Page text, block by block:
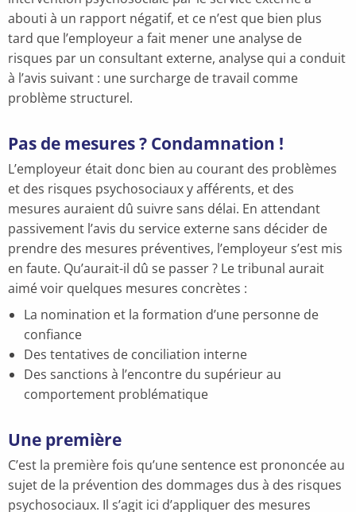
abouti à un rapport négatif, et ce n’est que bien plus
tard que l’employeur a fait mener une analyse de
risques par un consultant externe, analyse qui a conduit
à l’avis suivant : une surcharge de travail comme
problème structurel.
Pas de mesures ? Condamnation !
L’employeur était donc bien au courant des problèmes
et des risques psychosociaux y afférents, et des
mesures auraient dû suivre sans délai. En attendant
passivement l’avis du service externe sans décider de
prendre des mesures préventives, l’employeur s’est mis
en faute. Qu’aurait-il dû se passer ? Le tribunal aurait
aimé voir quelques mesures concrètes :
La nomination et la formation d’une personne de
confiance
Des tentatives de conciliation interne
Des sanctions à l’encontre du supérieur au
comportement problématique
Une première
C’est la première fois qu’une sentence est prononcée au
sujet de la prévention des dommages dus à des risques
psychosociaux. Il s’agit ici d’appliquer des mesures